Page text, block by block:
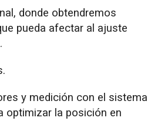
donde obtendremos
pueda afectar al ajuste
y medición con el sistema
optimizar la posición en